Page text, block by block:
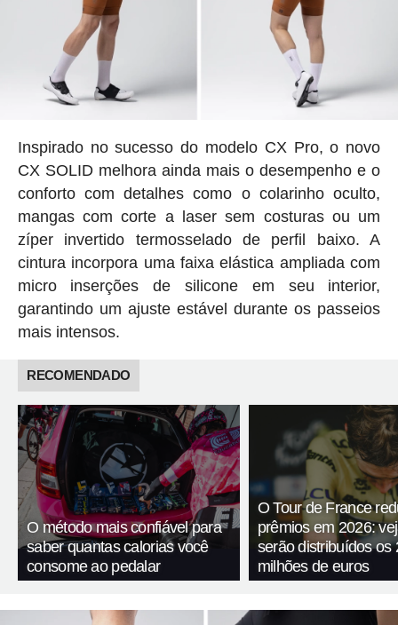
Inspirado no sucesso do modelo CX Pro, o novo
CX SOLID melhora ainda mais o desempenho e o
conforto com detalhes como o colarinho oculto,
mangas com corte a laser sem costuras ou um
zíper invertido termosselado de perfil baixo. A
cintura incorpora uma faixa elástica ampliada com
micro inserções de silicone em seu interior,
garantindo um ajuste estável durante os passeios
mais intensos.
RECOMENDADO
O método mais confiável para
saber quantas calorias você
consome ao pedalar
O Tour de France
prêmios em 2026:
serão distribuídos os
milhões de euros